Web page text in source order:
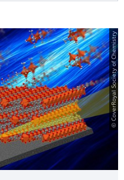
© CoverRoyal Society of Chemistry